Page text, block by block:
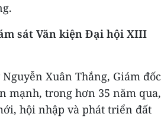
sát Văn kiện Đại hội XIII
Xuân Thắng, Giám đốc
mạnh, trong hơn 35 năm qua,
hội nhập và phát triển đất